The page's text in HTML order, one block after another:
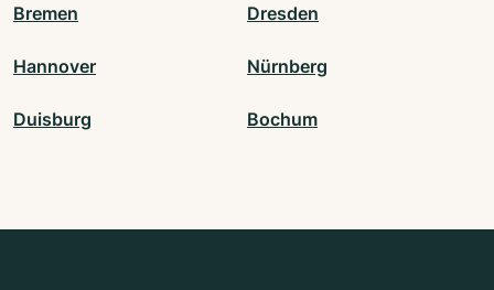
Bremen Dresden
Hannover Nürnberg
Duisburg Bochum